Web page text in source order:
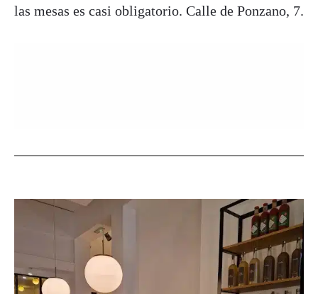
las mesas es casi obligatorio. Calle de Ponzano, 7.